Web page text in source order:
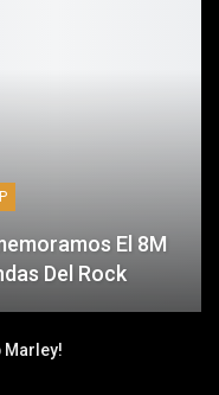
El 8M
Del Rock
Marley!